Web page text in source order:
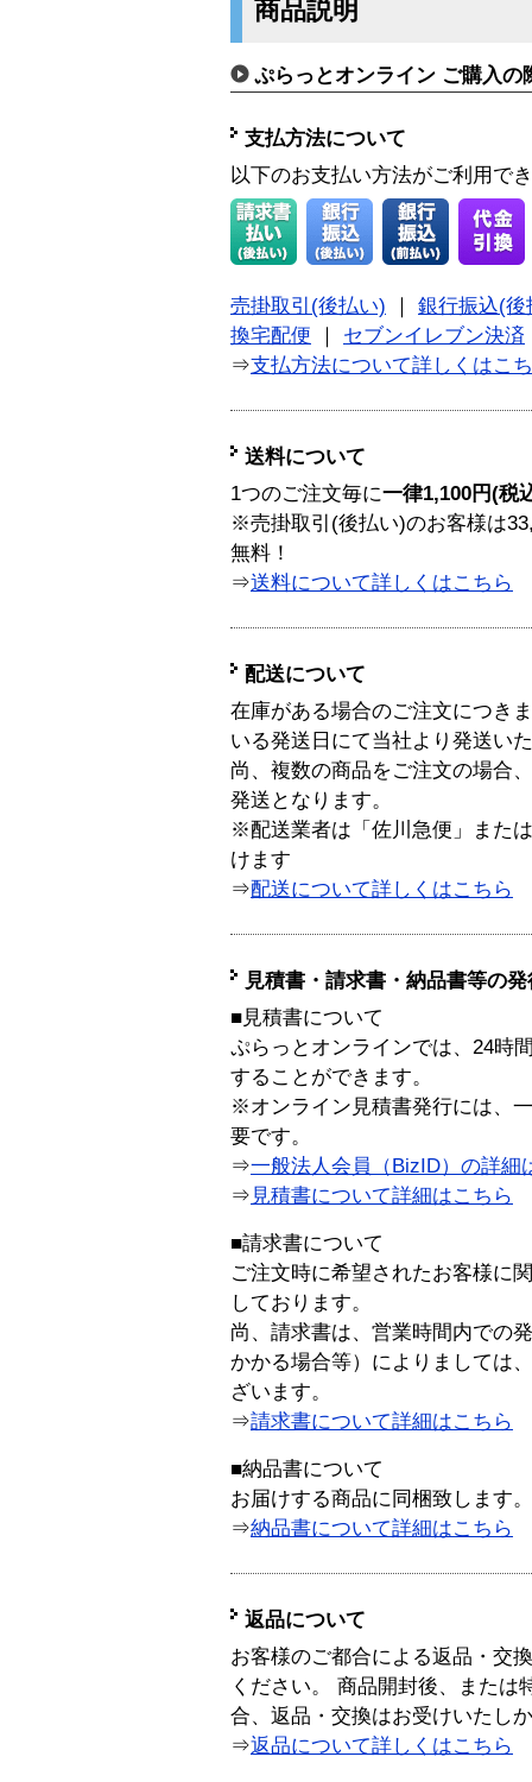
商品説明
ぷらっとオンライン ご購入の
支払方法について
以下のお支払い方法がご利用で
売掛取引(後払い)
銀行振込(後
換宅配便
セブンイレブン決済
⇒支払方法について詳しくはこ
送料について
1つのご注文毎に一律1,100円(税
※売掛取引(後払い)のお客様は
無料！
⇒送料について詳しくはこちら
配送について
在庫がある場合のご注文につき
いる発送日にて当社より発送い
尚、複数の商品をご注文の場合
発送となります。
※配送業者は「佐川急便」また
けます
⇒配送について詳しくはこちら
見積書・請求書・納品書等の
■見積書について
ぷらっとオンラインでは、24時
することができます。
※オンライン見積書発行には、
要です。
⇒一般法人会員（BizID）の詳細
⇒ 見積書について詳細はこちら
■請求書について
ご注文時に希望されたお客様に
しております。
尚、請求書は、営業時間内での
かかる場合等）によりましては
ざいます。
⇒請求書について詳細はこちら
■納品書について
お届けする商品に同梱致します。
⇒納品書について詳細はこちら
返品について
お客様のご都合による返品・交
ください。 商品開封後、または
合、返品・交換はお受けいたし
⇒返品について詳しくはこちら